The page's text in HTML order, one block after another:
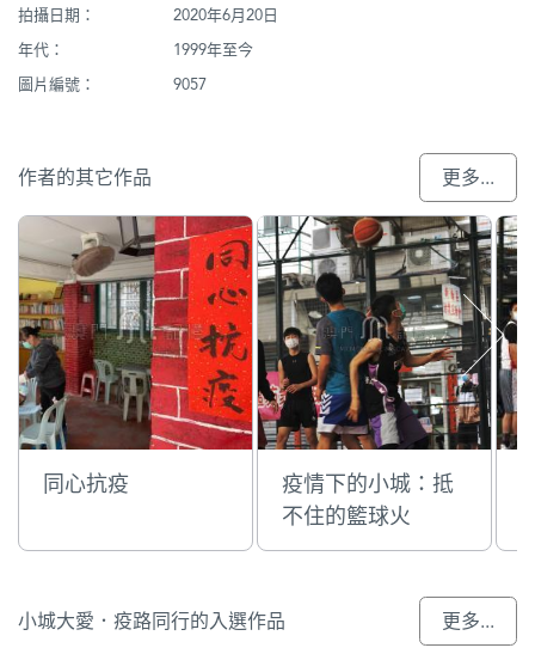
拍攝日期：
2020年6月20日
年代：
1999年至今
圖片編號：
9057
作者的其它作品 更多...
同心抗疫
疫情下的小城：抵
不住的籃球火
小城大愛．疫路同行的入選作品 更多...